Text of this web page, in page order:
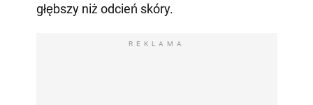
głębszy niż odcień skóry.
REKLAMA